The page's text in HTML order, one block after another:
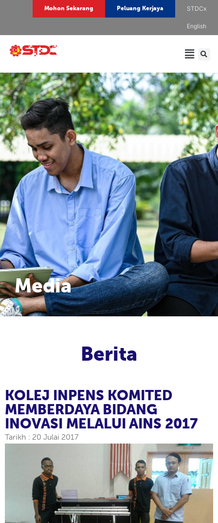
Mohon Sekarang Peluang Kerjaya STDCx
English
Media
Berita
KOLEJ INPENS KOMITED
MEMBERDAYA BIDANG
INOVASI MELALUI AINS 2017
Tarikh : 20 Julai 2017